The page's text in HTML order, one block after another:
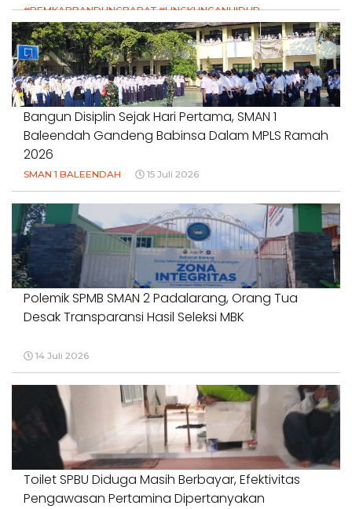
#PEMKABBANDUNGBARAT #LINGKUNGANHIDUP
#HAKPETANI #KEADILANUNTUKPETANI
#NORMALISASISALURAN #IRIGASIRUSAK
#DUGAANPENCEMARAN #AKUNTABILITASPEMERINTAH
18 Juli 2026
Bangun Disiplin Sejak Hari Pertama, SMAN 1
Baleendah Gandeng Babinsa Dalam MPLS Ramah
2026
SMAN 1 BALEENDAH 15 Juli 2026
Polemik SPMB SMAN 2 Padalarang, Orang Tua
Desak Transparansi Hasil Seleksi MBK
14 Juli 2026
Toilet SPBU Diduga Masih Berbayar, Efektivitas
Pengawasan Pertamina Dipertanyakan